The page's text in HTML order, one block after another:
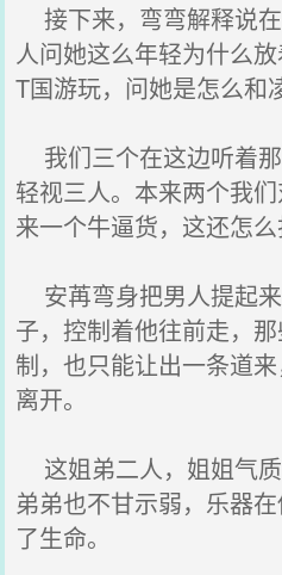
接下来，弯弯解释说
人问她这么年轻为什么
T国游玩，问她是怎么和
我们三个在这边听着
轻视三人。本来两个我
来一个牛逼货，这还怎么
安苒弯身把男人提起
子，控制着他往前走，
制，也只能让出一条道
离开。
这姐弟二人，姐姐气
弟弟也不甘示弱，乐器
了生命。